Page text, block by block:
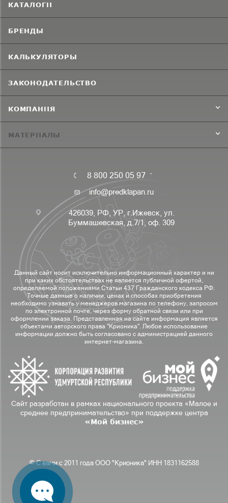
КАТАЛОГИ
БРЕНДЫ
КАЛЬКУЛЯТОРЫ
ЗАКОНОДАТЕЛЬСТВО
КОМПАНИЯ
МАТЕРИАЛЫ
8 800 250 05 97
info@predklapan.ru
426039, РФ, УР, г.Ижевск, ул.
Буммашевская, д.7/1, оф. 309
Данный сайт носит исключительно информационный характер и ни
при каких обстоятельствах не является публичной офертой,
определяемой положениями Статьи 437 Гражданского кодекса РФ.
Точные данные о наличии, ценах и способах приобретения
необходимо узнавать у менеджеров магазина по телефону, запросом
по электронной почте, через форму обратной связи или при
оформлении заказа. Представленная на сайте информация является
объектами авторского права "Крионика". Любое использование
информации должно быть согласовано с администрацией данного
интернет-магазина.
Сайт разработан в рамках национального проекта «Малое и
среднее предпринимательство» при поддержке центра
«Мой бизнес»
© С вами с 2011 года ООО "Крионика" ИНН 1831162588